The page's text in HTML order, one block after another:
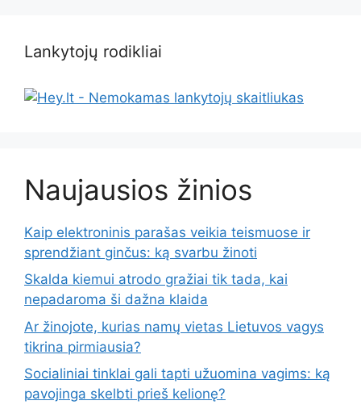
Lankytojų rodikliai
Naujausios žinios
Kaip elektroninis parašas veikia teismuose ir
sprendžiant ginčus: ką svarbu žinoti
Skalda kiemui atrodo gražiai tik tada, kai
nepadaroma ši dažna klaida
Ar žinojote, kurias namų vietas Lietuvos vagys
tikrina pirmiausia?
Socialiniai tinklai gali tapti užuomina vagims: ką
pavojinga skelbti prieš kelionę?